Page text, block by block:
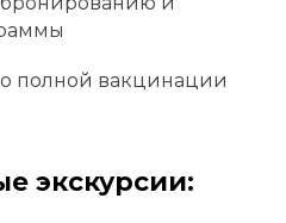
полной вакцинации
экскурсии: